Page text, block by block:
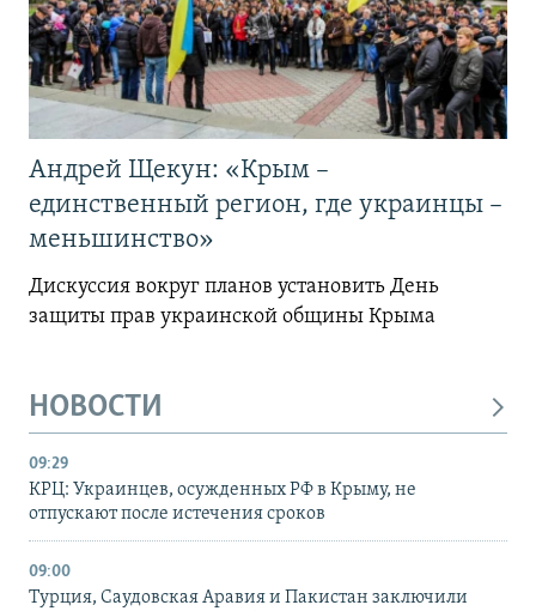
Андрей Щекун: «Крым –
единственный регион, где украинцы –
меньшинство»
Дискуссия вокруг планов установить День
защиты прав украинской общины Крыма
НОВОСТИ
09:29
КРЦ: Украинцев, осужденных РФ в Крыму, не
отпускают после истечения сроков
09:00
Турция, Саудовская Аравия и Пакистан заключили